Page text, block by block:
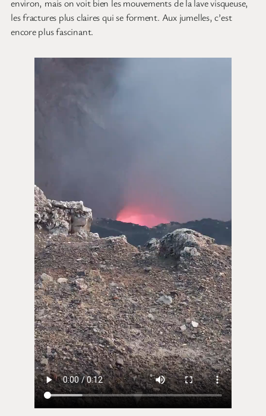
environ, mais on voit bien les mouvements de la lave visqueuse,
les fractures plus claires qui se forment. Aux jumelles, c’est
encore plus fascinant.